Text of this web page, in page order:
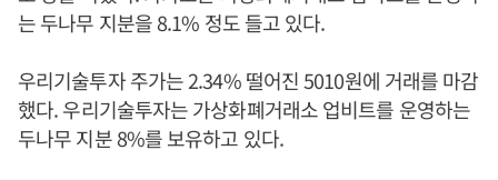
는 두나무 지분을 8.1% 정도 들고 있다.
우리기술투자 주가는 2.34% 떨어진 5010원에 거래를 마감
했다. 우리기술투자는 가상화폐거래소 업비트를 운영하는
두나무 지분 8%를 보유하고 있다.